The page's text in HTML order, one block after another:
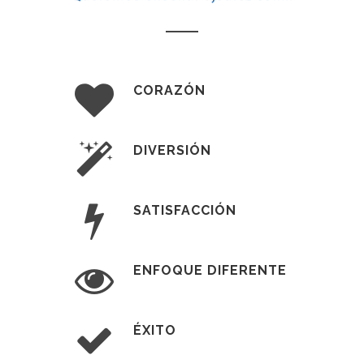
CORAZÓN
DIVERSIÓN
SATISFACCIÓN
ENFOQUE DIFERENTE
ÉXITO